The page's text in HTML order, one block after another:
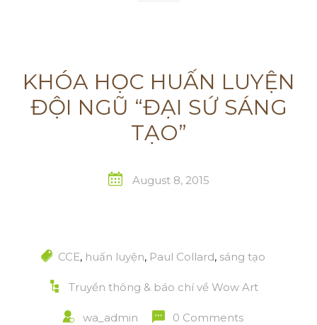
KHÓA HỌC HUẤN LUYỆN
ĐỘI NGŨ “ĐẠI SỨ SÁNG
TẠO”
August 8, 2015
CCE, huấn luyện, Paul Collard, sáng tạo
Truyền thông & báo chí về Wow Art
wa_admin 0 Comments